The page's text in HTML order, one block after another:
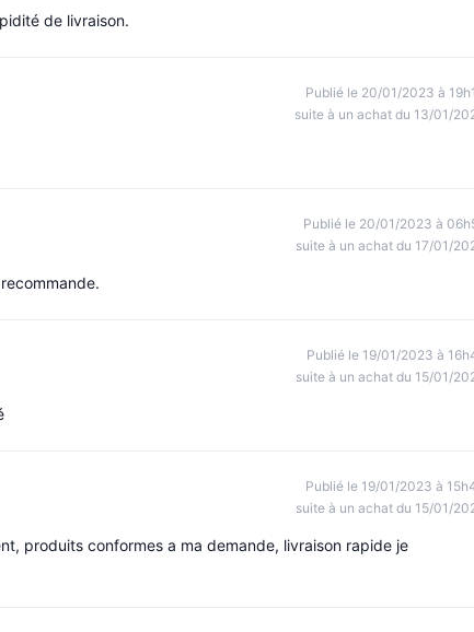
de livraison.
Publié le 20/01/2023 à
suite à un achat du 13/01/
Publié le 20/01/2023 à
suite à un achat du 17/01/
Publié le 19/01/2023 à
suite à un achat du 15/01/
Publié le 19/01/2023 à
suite à un achat du 15/01/
produits conformes a ma demande, livraison rapide je